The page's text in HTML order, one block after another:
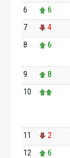
6 6
7
4
8
6
9 8
10
11 2
12
6